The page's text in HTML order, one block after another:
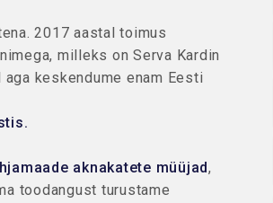
2017 aastal toimus
milleks on Serva Kardin
keskendume enam Eesti
aknakatete müüjad,
toodangust turustame